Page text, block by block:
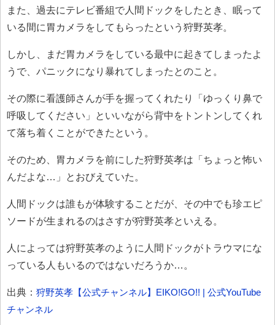
また、過去にテレビ番組で人間ドックをしたとき、眠って
いる間に胃カメラをしてもらったという狩野英孝。
しかし、まだ胃カメラをしている最中に起きてしまったよ
うで、パニックになり暴れてしまったとのこと。
その際に看護師さんが手を握ってくれたり「ゆっくり鼻で
呼吸してください」といいながら背中をトントンしてくれ
て落ち着くことができたという。
そのため、胃カメラを前にした狩野英孝は「ちょっと怖い
んだよな…」とおびえていた。
人間ドックは誰もが体験することだが、その中でも珍エピ
ソードが生まれるのはさすが狩野英孝といえる。
人によっては狩野英孝のように人間ドックがトラウマにな
っている人もいるのではないだろうか…。
出典： 狩野英孝【公式チャンネル】EIKO!GO!! | 公式YouTube
チャンネル